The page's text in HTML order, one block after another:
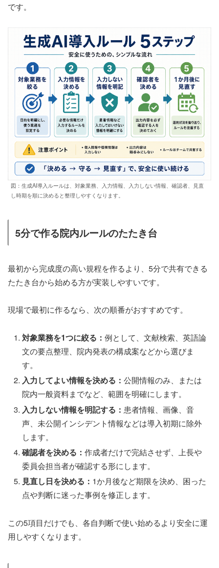
です。
図：生成AI導入ルールは、対象業務、入力情報、入力しない情報、確認者、見直
し時期を順に決めると整理しやすくなります。
5分で作る院内ルールのたたき台
最初から完成度の高い規程を作るより、5分で共有できる
たたき台から始める方が実装しやすいです。
現場で最初に作るなら、次の順番がおすすめです。
対象業務を1つに絞る：例として、文献検索、英語論
文の要点整理、院内発表の構成案などから選びま
す。
入力してよい情報を決める：公開情報のみ、または
院内一般資料までなど、範囲を明確にします。
入力しない情報を明記する： 患者情報、画像、音
声、未公開インシデント情報などは導入初期に除外
します。
確認者を決める：作成者だけで完結させず、上長や
委員会担当者が確認する形にします。
見直し日を決める： 1か月後など期限を決め、困った
点や判断に迷った事例を修正します。
この5項目だけでも、各自判断で使い始めるより安全に運
用しやすくなります。